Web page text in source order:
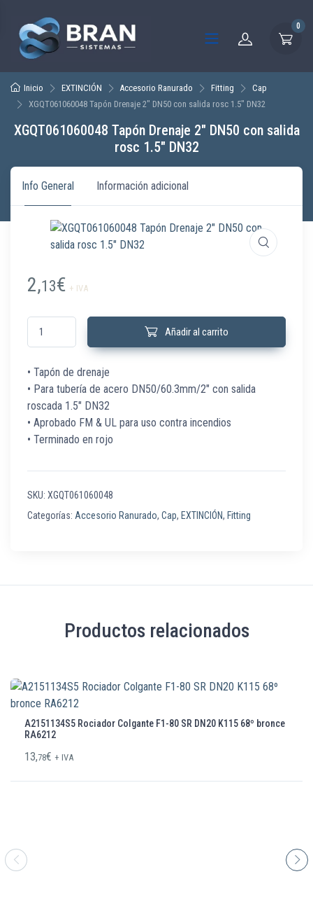
0
Inicio EXTINCIÓN Accesorio Ranurado Fitting
Cap
XGQT061060048 Tapón Drenaje 2″ DN50 con salida rosc 1.5″ DN32
XGQT061060048 Tapón Drenaje 2″ DN50 con salida
rosc 1.5″ DN32
Info General Información adicional
2,13€ + IVA
XGQT061060048 Tapón Drenaje 2" DN50 con salida rosc 1.5" DN32
Añadir al carrito
• Tapón de drenaje
• Para tubería de acero DN50/60.3mm/2″ con salida
roscada 1.5″ DN32
• Aprobado FM & UL para uso contra incendios
• Terminado en rojo
SKU: XGQT061060048
Categorías: Accesorio Ranurado, Cap, EXTINCIÓN, Fitting
Productos relacionados
A2151134S5 Rociador Colgante F1-80 SR DN20 K115 68º bronce
RA6212
13,78€ + IVA